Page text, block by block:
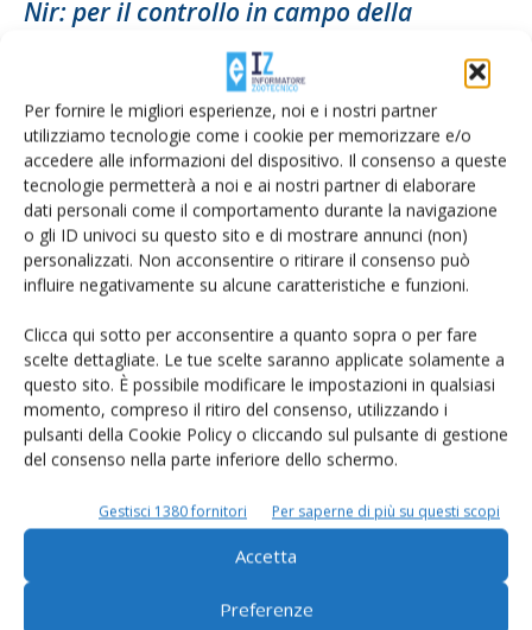
Per fornire le migliori esperienze, noi e i nostri partner
utilizziamo tecnologie come i cookie per memorizzare e/o
accedere alle informazioni del dispositivo. Il consenso a queste
tecnologie permetterà a noi e ai nostri partner di elaborare
dati personali come il comportamento durante la navigazione
o gli ID univoci su questo sito e di mostrare annunci (non)
personalizzati. Non acconsentire o ritirare il consenso può
influire negativamente su alcune caratteristiche e funzioni.
Clicca qui sotto per acconsentire a quanto sopra o per fare
scelte dettagliate. Le tue scelte saranno applicate solamente a
questo sito. È possibile modificare le impostazioni in qualsiasi
momento, compreso il ritiro del consenso, utilizzando i
pulsanti della Cookie Policy o cliccando sul pulsante di gestione
del consenso nella parte inferiore dello schermo.
Gestisci 1380 fornitori Per saperne di più su questi scopi
Accetta
Preferenze
Nir: per il controllo in campo della
14 Settembre 2016
La Comazoo alla fiera di Montichiari: per
una foraggicoltura sostenibile
Di Sonia Rumi (*) e Simona Bonfadelli (**) 7 Aprile 2016